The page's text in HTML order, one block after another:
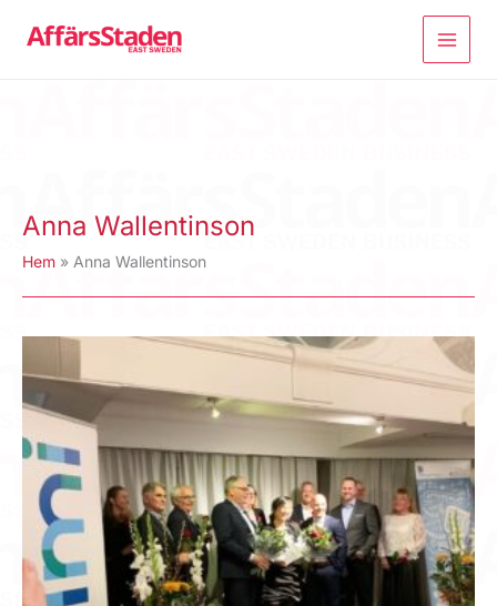
Anna Wallentinson
Hem Anna Wallentinson